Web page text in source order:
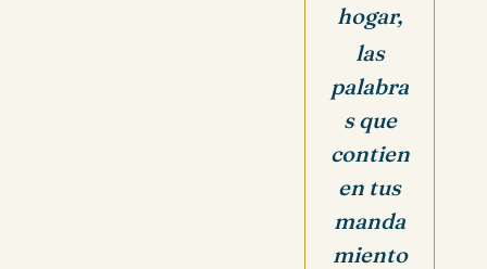
hogar,
las
palabra
s que
contien
en tus
manda
miento